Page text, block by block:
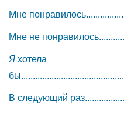
Мне
Мне не
Я хотела
В следующий